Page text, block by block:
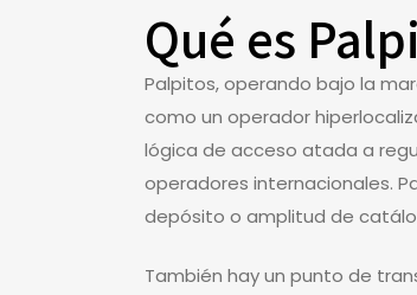
Qué es
Palpitos, operando bajo la
como un operador
lógica de acceso atada a
operadores internacionales.
depósito o amplitud de
También hay un punto de